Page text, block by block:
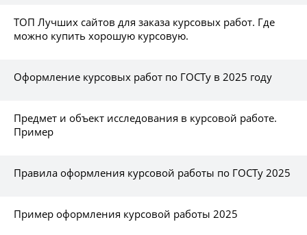
ТОП Лучших сайтов для заказа курсовых работ. Где
можно купить хорошую курсовую.
Оформление курсовых работ по ГОСТу в 2025 году
Предмет и объект исследования в курсовой работе.
Пример
Правила оформления курсовой работы по ГОСТу 2025
Пример оформления курсовой работы 2025